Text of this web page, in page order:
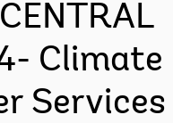
Climate
Services